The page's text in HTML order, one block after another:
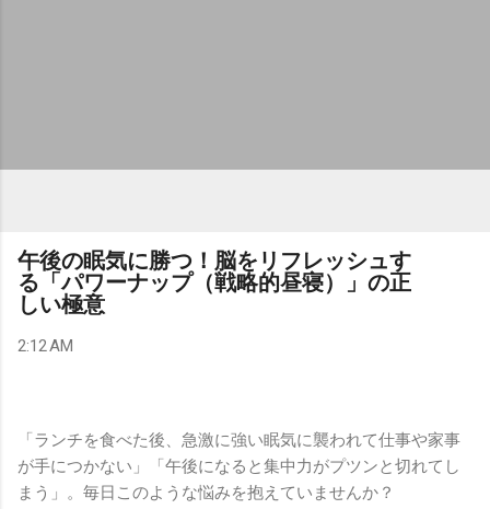
午後の眠気に勝つ！脳をリフレッシュす
る「パワーナップ（戦略的昼寝）」の正
しい極意
2:12 AM
「ランチを食べた後、急激に強い眠気に襲われて仕事や家事
が手につかない」「午後になると集中力がプツンと切れてし
まう」。毎日このような悩みを抱えていませんか？